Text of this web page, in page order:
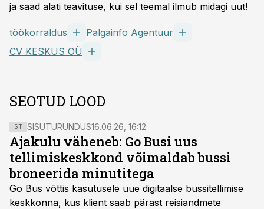
ja saad alati teavituse, kui sel teemal ilmub midagi uut!
töökorraldus
Palgainfo Agentuur
CV KESKUS OÜ
SEOTUD LOOD
ST SISUTURUNDUS16.06.26, 16:12
Ajakulu väheneb: Go Busi uus
tellimiskeskkond võimaldab bussi
broneerida minutitega
Go Bus võttis kasutusele uue digitaalse bussitellimise
keskkonna, kus klient saab pärast reisiandmete